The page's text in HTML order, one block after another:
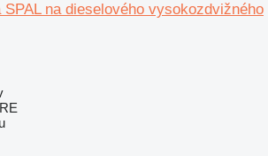
na dieselového vysokozdvižného